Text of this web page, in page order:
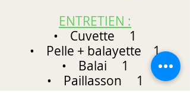
ENTRETIEN :
• Cuvette 1
• Pelle + balayette 1
• Balai 1
• Paillasson 1